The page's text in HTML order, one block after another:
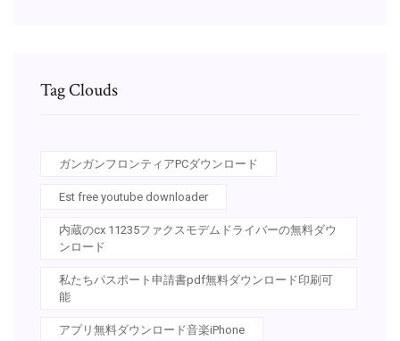
Tag Clouds
ガンガンフロンティアPCダウンロード
Est free youtube downloader
内蔵のcx 11235ファクスモデムドライバーの無料ダウ
ンロード
私たちパスポート申請書pdf無料ダウンロード印刷可
能
アプリ無料ダウンロード音楽iPhone